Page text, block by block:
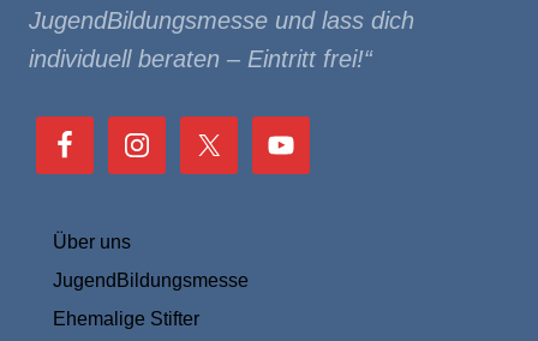
JugendBildungsmesse und lass dich
individuell beraten – Eintritt frei!“
Über uns
JugendBil­dungs­messe
Ehemalige Stifter